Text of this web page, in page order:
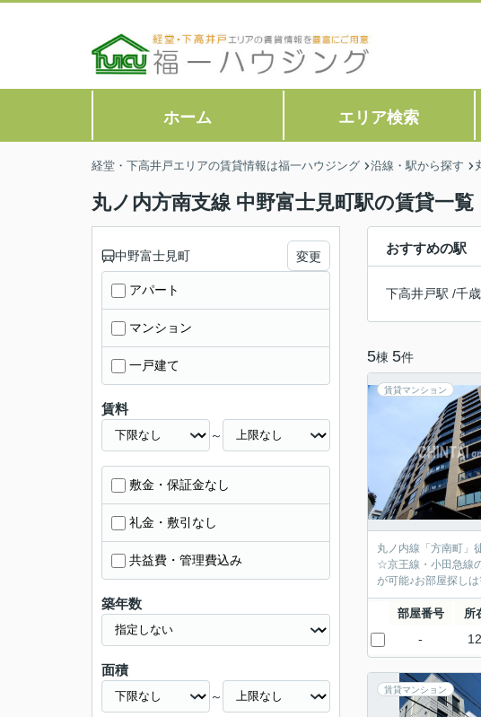
ホーム エリア検索
経堂・下高井戸エリアの賃貸情報は福一ハウジング 沿線・駅から探す
丸ノ内方南支線 中野富士見町駅の賃貸一覧
おすすめの駅
下高井戸駅 /千
5棟 5件
賃貸マンション
丸ノ内線「方南町」
☆京王線・小田急線
が可能♪お部屋探し
部屋番号 所
-
賃貸マンション
中野富士見町 変更
アパート
マンション
一戸建て
賃料
～
敷金・保証金なし
礼金・敷引なし
共益費・管理費込み
築年数
面積
～